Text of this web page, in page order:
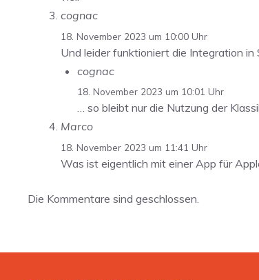
cognac
18. November 2023 um 10:00 Uhr
Und leider funktioniert die Integration in
cognac
18. November 2023 um 10:01 Uhr
… so bleibt nur die Nutzung der
Marco
18. November 2023 um 11:41 Uhr
Was ist eigentlich mit einer App für
Die Kommentare sind geschlossen.